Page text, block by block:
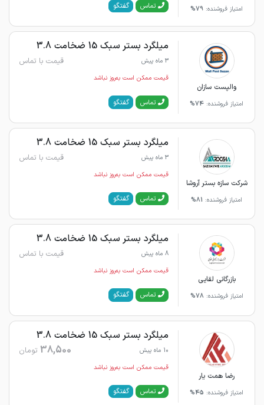
امتیاز فروشنده: 79% تماس گفتگو
والپست سازان
امتیاز فروشنده: 74%
میلگرد بستر سبک 15 ضخامت 3.8
3 ماه پیش قیمت با تماس
قیمت ممکن است به‌روز نباشد
تماس گفتگو
شرکت سازه بستر آروشا
امتیاز فروشنده: 81%
میلگرد بستر سبک 15 ضخامت 3.8
3 ماه پیش قیمت با تماس
قیمت ممکن است به‌روز نباشد
تماس گفتگو
بازرگانی لقایی
امتیاز فروشنده: 78%
میلگرد بستر سبک 15 ضخامت 3.8
8 ماه پیش قیمت با تماس
قیمت ممکن است به‌روز نباشد
تماس گفتگو
رضا همت یار
امتیاز فروشنده: 45%
میلگرد بستر سبک 15 ضخامت 3.8
10 ماه پیش 38,500 تومان
قیمت ممکن است به‌روز نباشد
تماس گفتگو